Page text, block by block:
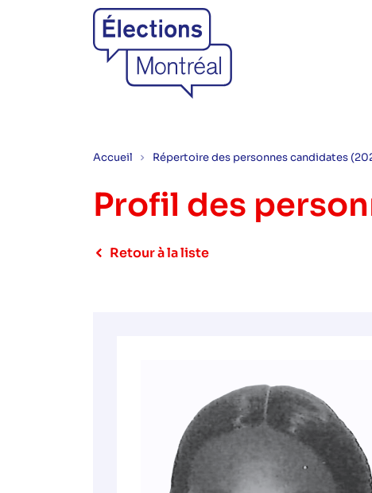
Accueil Répertoire des personnes candidates
Profil des
Retour à la liste